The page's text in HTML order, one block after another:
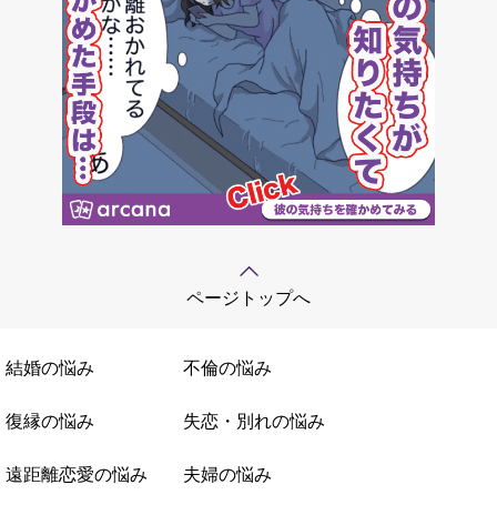
ページトップへ
結婚の悩み 不倫の悩み
復縁の悩み 失恋・別れの悩み
遠距離恋愛の悩み 夫婦の悩み